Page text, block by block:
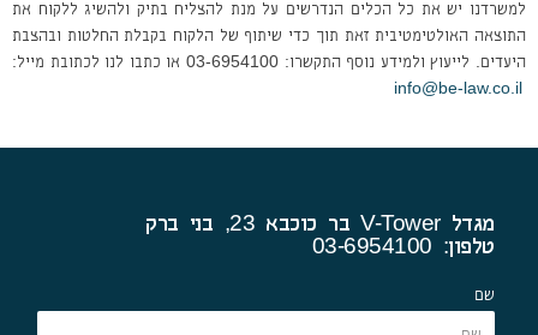
למשרדנו יש את כל הכלים הנדרשים על מנת להצליח בתיק ולהשיג ללקוח את
התוצאה האולטימטיבית זאת תוך כדי שיתוף של הלקוח בקבלת החלטות ובהצבת
היעדים. לייעוץ ולמידע נוסף התקשרו: 03-6954100 או כתבו לנו לכתובת מייל:
info@be-law.co.il
מגדל V-Tower בר כוכבא 23, בני ברק
טלפון: 03-6954100
שם